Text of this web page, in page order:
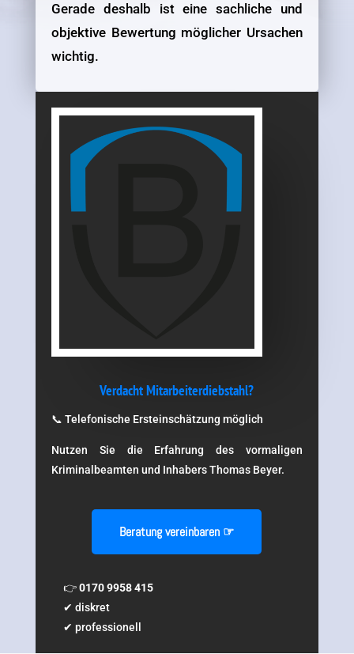
Gerade deshalb ist eine sachliche und
objektive Bewertung möglicher Ursachen
wichtig.
Verdacht Mitarbeiterdiebstahl?
📞 Telefonische Ersteinschätzung möglich
Nutzen Sie die Erfahrung des vormaligen
Kriminalbeamten und Inhabers Thomas Beyer.
Beratung vereinbaren ☞
👉0170 9958 415
✔ diskret
✔ professionell